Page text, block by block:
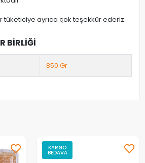
tüketiciye ayrıca çok teşekkür ederiz.
BİRLİĞİ
850 Gr
KARGO
BEDAVA